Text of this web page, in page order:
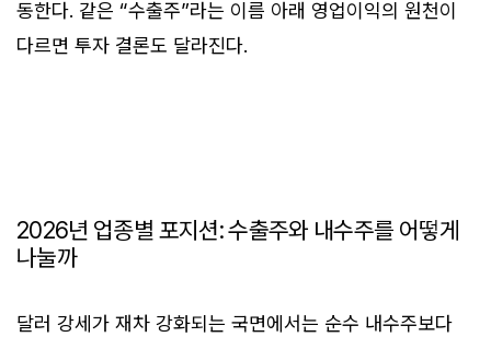
동한다. 같은 “수출주”라는 이름 아래 영업이익의 원천이
다르면 투자 결론도 달라진다.
2026년 업종별 포지션: 수출주와 내수주를 어떻게
나눌까
달러 강세가 재차 강화되는 국면에서는 순수 내수주보다